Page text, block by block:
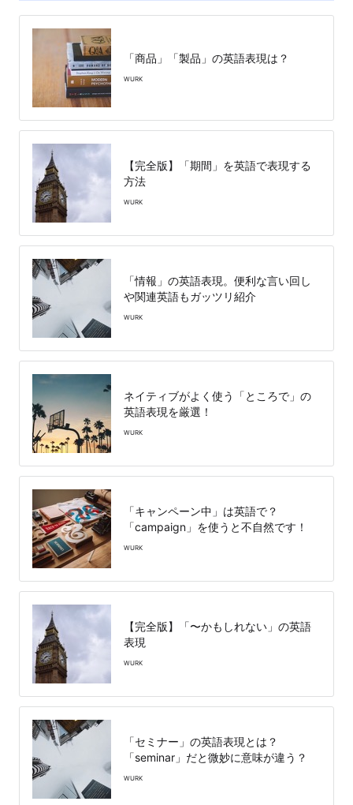
「商品」「製品」の英語表現は？
WURK
【完全版】「期間」を英語で表現する
方法
WURK
「情報」の英語表現。便利な言い回し
や関連英語もガッツリ紹介
WURK
ネイティブがよく使う「ところで」の
英語表現を厳選！
WURK
「キャンペーン中」は英語で？
「campaign」を使うと不自然です！
WURK
【完全版】「〜かもしれない」の英語
表現
WURK
「セミナー」の英語表現とは？
「seminar」だと微妙に意味が違う？
WURK